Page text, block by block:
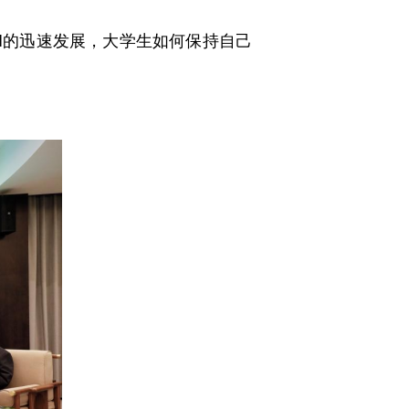
迅速发展，大学生如何保持自己